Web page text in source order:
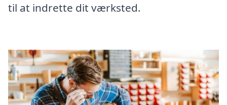
til at indrette dit værksted.